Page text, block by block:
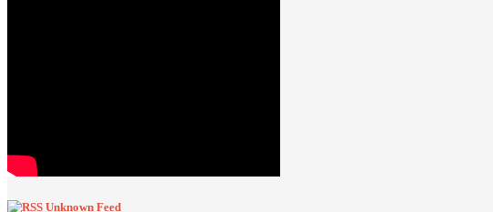
Unknown Feed